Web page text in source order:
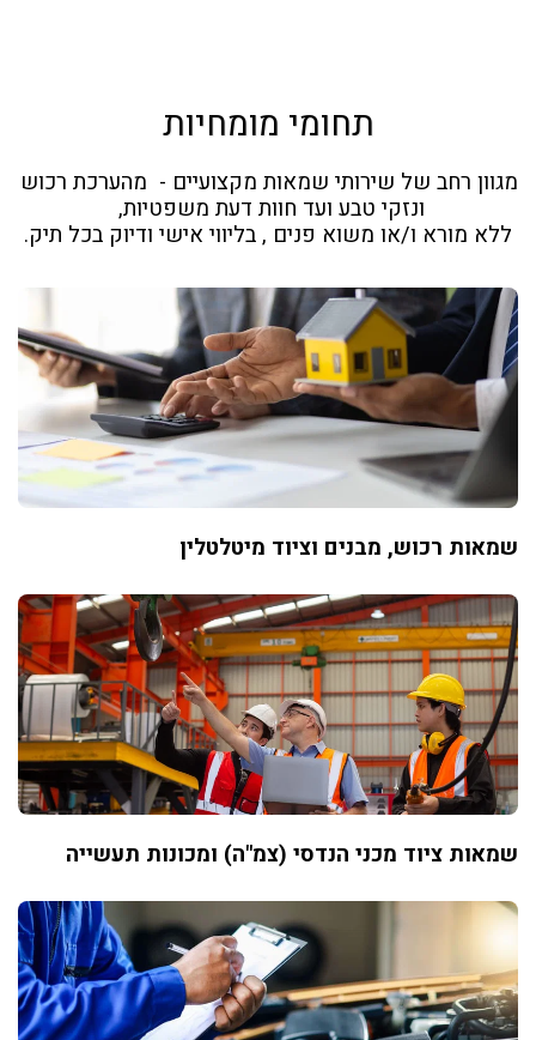
תחומי מומחיות
ללא מורא ו/או משוא פנים , בליווי אישי ודיוק בכל תיק.
שמאות רכוש, מבנים וציוד מיטלטלין
שמאות ציוד מכני הנדסי (צמ"ה) ומכונות תעשייה